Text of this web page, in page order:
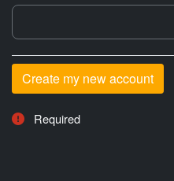
Required